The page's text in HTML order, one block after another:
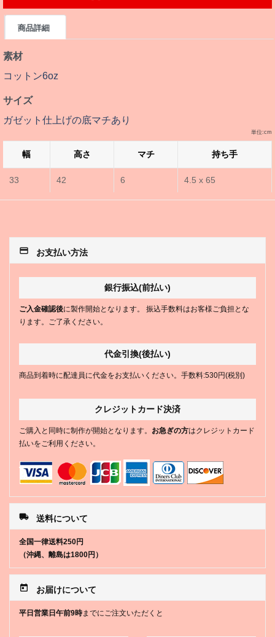
商品詳細
素材
コットン6oz
サイズ
ガゼット仕上げの底マチあり
単位:cm
幅 高さ マチ 持ち手
33 42 6 4.5 x 65
payment お支払い方法
銀行振込(前払い)
ご入金確認後に製作開始となります。 振込手数料はお客様ご負担とな
ります。ご了承ください。
代金引換(後払い)
商品到着時に配達員に代金をお支払いください。手数料:530円(税別)
クレジットカード決済
ご購入と同時に制作が開始となります。 お急ぎの方はクレジットカード
払いをご利用ください。
local_shipping 送料について
全国一律送料250円
（沖縄、離島は1800円）
today お届けについて
平日営業日午前9時までにご注文いただくと